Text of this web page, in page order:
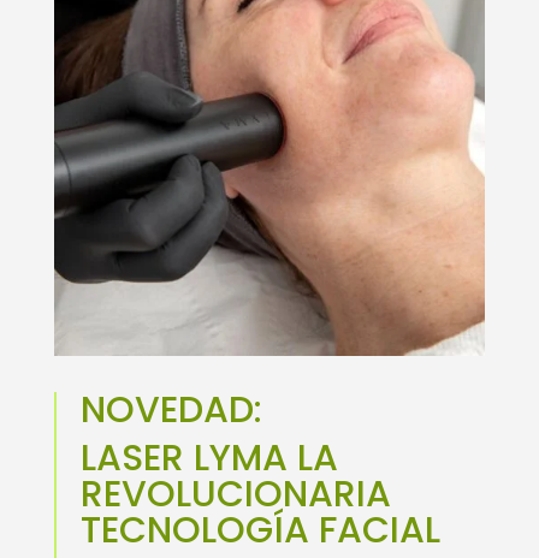
NOVEDAD:
LASER LYMA LA
REVOLUCIONARIA
TECNOLOGÍA FACIAL